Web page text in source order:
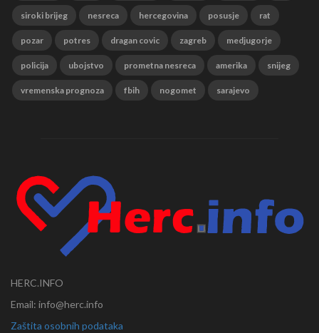
siroki brijeg nesreca hercegovina posusje rat
pozar potres dragan covic zagreb medjugorje
policija ubojstvo prometna nesreca amerika snijeg
vremenska prognoza fbih nogomet sarajevo
HERC.INFO
Email: info@herc.info
Zaštita osobnih podataka